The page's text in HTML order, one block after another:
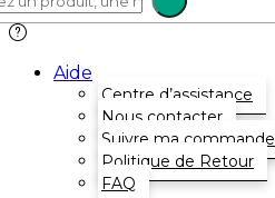
Aide
Centre d’assistance
Nous contacter
Suivre ma commande
Politique de Retour
FAQ